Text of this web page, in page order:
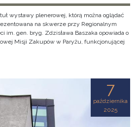
wystawy plenerowej, którą można oglądać
na skwerze przy Regionalnym
im. gen. bryg. Zdzisława Baszaka opowiada o
Misji Zakupów w Paryżu, funkcjonującej
7
października
2025